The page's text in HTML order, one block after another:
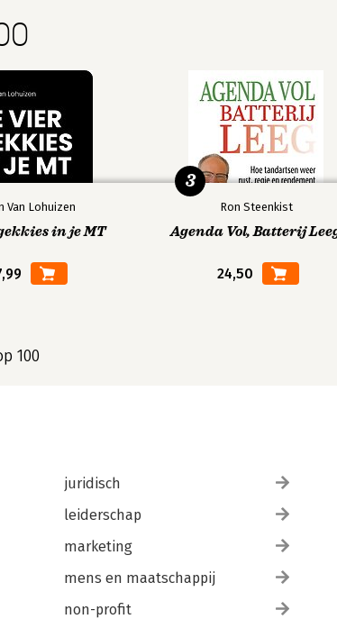
Van Lohuizen
in je MT
Ron Steenkist
Agenda Vol, Batterij
24,50
3
100
juridisch
leiderschap
marketing
mens en maatschappij
non-profit